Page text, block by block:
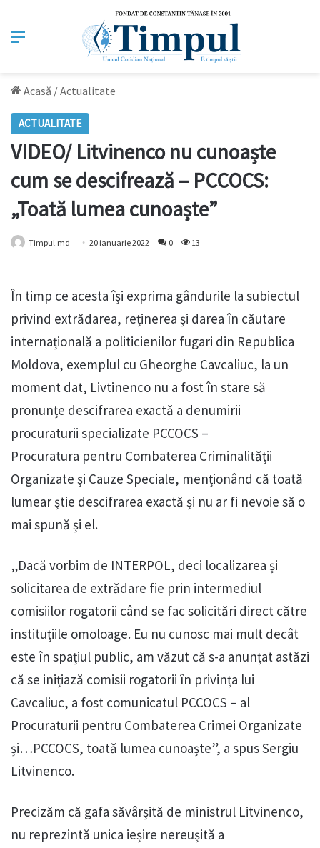
Meniu
Acasă /Actualitate
ACTUALITATE
VIDEO/ Litvinenco nu cunoaște
cum se descifrează – PCCOCS:
„Toată lumea cunoaște”
Timpul.md 20 ianuarie 2022 0 13
În timp ce acesta își exprima gândurile la subiectul
privind extrădarea, reținerea și darea în căutare
internațională a politicienilor fugari din Republica
Moldova, exemplul cu Gheorghe Cavcaliuc, la un
moment dat, Livtinenco nu a fost în stare să
pronunțe descifrarea exactă a denumirii
procuraturii specializate PCCOCS –
Procuratura pentru Combaterea Criminalităţii
Organizate şi Cauze Speciale, menționând că toată
lumear știe descifrarea exactă și nu ar fi nevoie să o
mai spună și el.
„Dacă vorbim de INTERPOL, deci localizarea și
solicitarea de extrădare fie prin intermediul
comisiilor rogatorii când se fac solicitări direct către
instituțiile omoloage. Eu nu cunosc mai mult decât
este în spațiul public, am văzut că s-a anunțat astăzi
că se inițiază comisii rogatorii în privința lui
Cavcaliuc, a fost comunicatul PCCOCS – al
Procuraturii pentru Combaterea Crimei Organizate
și…PCCOCS, toată lumea cunoaște”, a spus Sergiu
Litvinenco.
Precizăm că gafa săvârșită de ministrul Litvinenco,
nu reprezintă unica ieșire nereușită a